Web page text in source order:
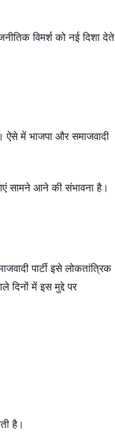
विमर्श को नई दिशा देते
में भाजपा और समाजवादी
सामने आने की संभावना है।
पार्टी इसे लोकतांत्रिक
दिनों में इस मुद्दे पर
है।